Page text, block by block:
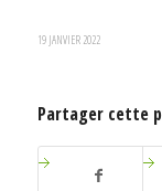
19 JANVIER 2022
Partager cette